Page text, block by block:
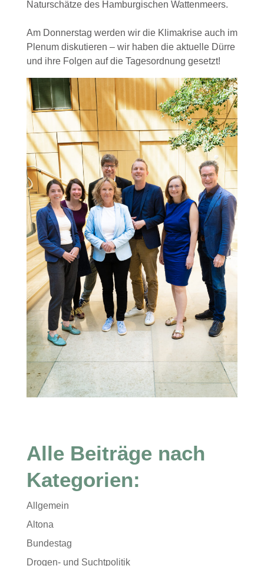
Naturschätze des Hamburgischen Wattenmeers.
Am Donnerstag werden wir die Klimakrise auch im
Plenum diskutieren – wir haben die aktuelle Dürre
und ihre Folgen auf die Tagesordnung gesetzt!
Alle Beiträge nach
Kategorien:
Allgemein
Altona
Bundestag
Drogen- und Suchtpolitik